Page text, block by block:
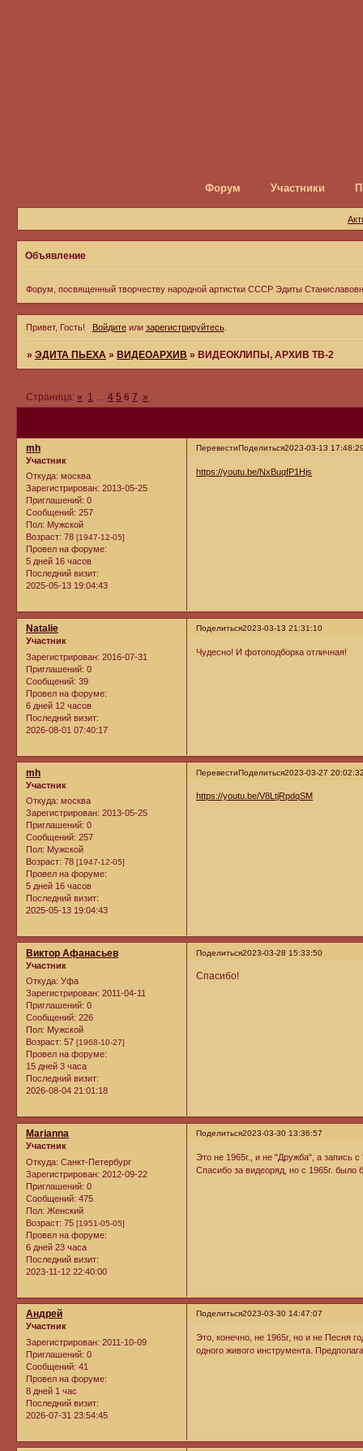
Форум Участники
Объявление
Форум, посвященный творчеству народной артистки СССР Эдиты
Привет, Гость! Войдитеили зарегистрируйтесь.
»ЭДИТА ПЬЕХА »ВИДЕОАРХИВ »ВИДЕОКЛИПЫ, АРХИВ ТВ-2
Страница:« 1 4 5 6 7 »
ПеревестиПоделиться2023-03-13
mh
Участник
Откуда: москва
Зарегистрирован: 2013-05-25
Приглашений: 0
Сообщений: 257
Пол: Мужской
Возраст: 78 [1947-12-05]
Провел на форуме:
5 дней 16 часов
Последний визит:
2025-05-13 19:04:43
https://youtu.be/NxBuqfP1Hjs
Поделиться2023-03-13 21:31:10
Natalie
Участник
Зарегистрирован: 2016-07-31
Приглашений: 0
Сообщений: 39
Провел на форуме:
6 дней 12 часов
Последний визит:
2026-08-01 07:40:17
Чудесно! И фотоподборка отличная!
ПеревестиПоделиться2023-03-27
mh
Участник
Откуда: москва
Зарегистрирован: 2013-05-25
Приглашений: 0
Сообщений: 257
Пол: Мужской
Возраст: 78 [1947-12-05]
Провел на форуме:
5 дней 16 часов
Последний визит:
2025-05-13 19:04:43
https://youtu.be/V8LtjRpdqSM
Поделиться2023-03-28 15:33:50
Виктор Афанасьев
Участник
Откуда: Уфа
Зарегистрирован: 2011-04-11
Приглашений: 0
Сообщений: 226
Пол: Мужской
Возраст: 57 [1968-10-27]
Провел на форуме:
15 дней 3 часа
Последний визит:
2026-08-04 21:01:18
Спасибо!
Поделиться2023-03-30 13:36:57
Marianna
Участник
Откуда: Санкт-Петербург
Зарегистрирован: 2012-09-22
Приглашений: 0
Сообщений: 475
Пол: Женский
Возраст: 75 [1951-05-05]
Провел на форуме:
6 дней 23 часа
Последний визит:
2023-11-12 22:40:00
Это не 1965г., и не "Дружба", а запись
Спасибо за видеоряд, но с 1965г. было
Поделиться2023-03-30 14:47:07
Андрей
Участник
Зарегистрирован: 2011-10-09
Приглашений: 0
Сообщений: 41
Провел на форуме:
8 дней 1 час
Последний визит:
2026-07-31 23:54:45
Это, конечно, не 1965г, но и не Песня
одного живого инструмента.